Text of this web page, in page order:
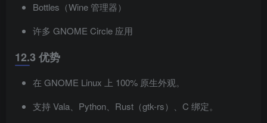
Bottles（Wine 管理器）
许多 GNOME Circle 应用
12.3 优势
在 GNOME Linux 上 100% 原生外观。
支持 Vala、Python、Rust（gtk-rs）、C 绑定。